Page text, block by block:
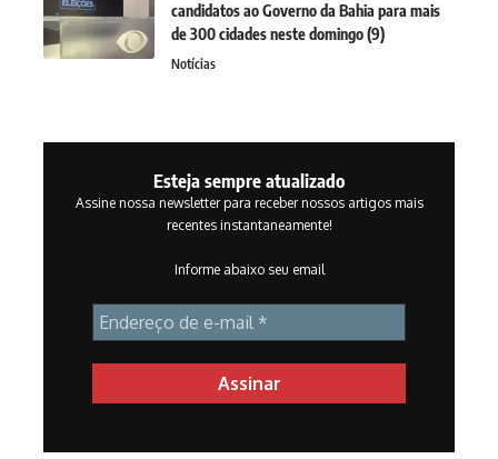
candidatos ao Governo da Bahia para mais
de 300 cidades neste domingo (9)
Notícias
Esteja sempre atualizado
Assine nossa newsletter para receber nossos artigos mais
recentes instantaneamente!
Informe abaixo seu email